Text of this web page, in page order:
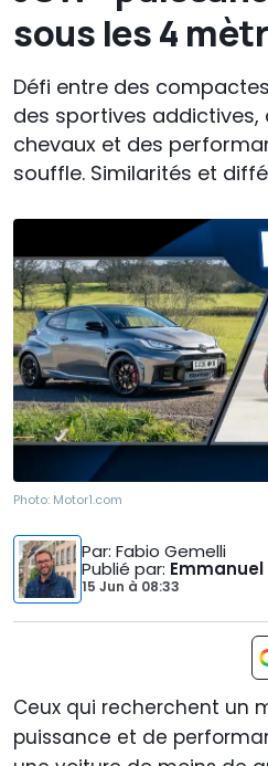
sous les 4
Défi entre des
des sportives
chevaux et des
souffle. Similarités et
Photo: Motor1.com
Par: Fabio Gemelli
Publié par: Emmanuel
15 Jun à 08:33
Ceux qui recherchent un
puissance et de